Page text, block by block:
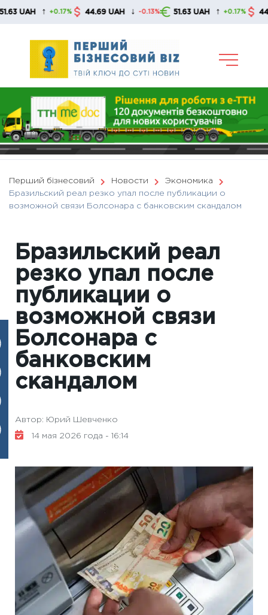
Skip
↑ +0.17% 44.69 UAH ↓ -0.13% 51.63 UAH ↑ +0.17% 44.69
Перший бізнесовий Новости
Экономика
Бразильский реал резко упал после публикации о
возможной связи Болсонара с банковским скандалом
Бразильский реал
резко упал после
публикации о
возможной связи
Болсонара с
банковским
скандалом
Автор: Юрий Шевченко
14 мая 2026 года - 16:14